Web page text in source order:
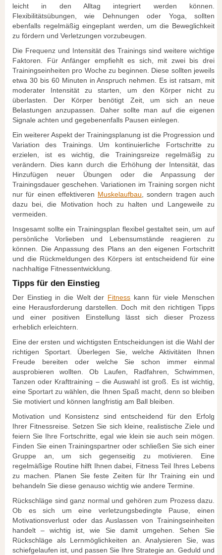
leicht in den Alltag integriert werden können.
Flexibilitätsübungen, wie Dehnungen oder Yoga, sollten
ebenfalls regelmäßig eingeplant werden, um die Beweglichkeit
zu fördern und Verletzungen vorzubeugen.
Die Frequenz und Intensität des Trainings sind weitere wichtige
Faktoren. Für Anfänger empfiehlt es sich, mit zwei bis drei
Trainingseinheiten pro Woche zu beginnen. Diese sollten jeweils
etwa 30 bis 60 Minuten in Anspruch nehmen. Es ist ratsam, mit
moderater Intensität zu starten, um den Körper nicht zu
überlasten. Der Körper benötigt Zeit, um sich an neue
Belastungen anzupassen. Daher sollte man auf die eigenen
Signale achten und gegebenenfalls Pausen einlegen.
Ein weiterer Aspekt der Trainingsplanung ist die Progression und
Variation des Trainings. Um kontinuierliche Fortschritte zu
erzielen, ist es wichtig, die Trainingsreize regelmäßig zu
verändern. Dies kann durch die Erhöhung der Intensität, das
Hinzufügen neuer Übungen oder die Anpassung der
Trainingsdauer geschehen. Variationen im Training sorgen nicht
nur für einen effektiveren Muskelaufbau , sondern tragen auch
dazu bei, die Motivation hoch zu halten und Langeweile zu
vermeiden.
Insgesamt sollte ein Trainingsplan flexibel gestaltet sein, um auf
persönliche Vorlieben und Lebensumstände reagieren zu
können. Die Anpassung des Plans an den eigenen Fortschritt
und die Rückmeldungen des Körpers ist entscheidend für eine
nachhaltige Fitnessentwicklung.
Tipps für den Einstieg
Der Einstieg in die Welt der Fitness kann für viele Menschen
eine Herausforderung darstellen. Doch mit den richtigen Tipps
und einer positiven Einstellung lässt sich dieser Prozess
erheblich erleichtern.
Eine der ersten und wichtigsten Entscheidungen ist die Wahl der
richtigen Sportart. Überlegen Sie, welche Aktivitäten Ihnen
Freude bereiten oder welche Sie schon immer einmal
ausprobieren wollten. Ob Laufen, Radfahren, Schwimmen,
Tanzen oder Krafttraining – die Auswahl ist groß. Es ist wichtig,
eine Sportart zu wählen, die Ihnen Spaß macht, denn so bleiben
Sie motiviert und können langfristig am Ball bleiben.
Motivation und Konsistenz sind entscheidend für den Erfolg
Ihrer Fitnessreise. Setzen Sie sich kleine, realistische Ziele und
feiern Sie Ihre Fortschritte, egal wie klein sie auch sein mögen.
Finden Sie einen Trainingspartner oder schließen Sie sich einer
Gruppe an, um sich gegenseitig zu motivieren. Eine
regelmäßige Routine hilft Ihnen dabei, Fitness Teil Ihres Lebens
zu machen. Planen Sie feste Zeiten für Ihr Training ein und
behandeln Sie diese genauso wichtig wie andere Termine.
Rückschläge sind ganz normal und gehören zum Prozess dazu.
Ob es sich um eine verletzungsbedingte Pause, einen
Motivationsverlust oder das Auslassen von Trainingseinheiten
handelt – wichtig ist, wie Sie damit umgehen. Sehen Sie
Rückschläge als Lernmöglichkeiten an. Analysieren Sie, was
schiefgelaufen ist, und passen Sie Ihre Strategie an. Geduld und